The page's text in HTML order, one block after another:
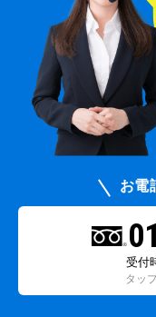
お電
受付
タッ